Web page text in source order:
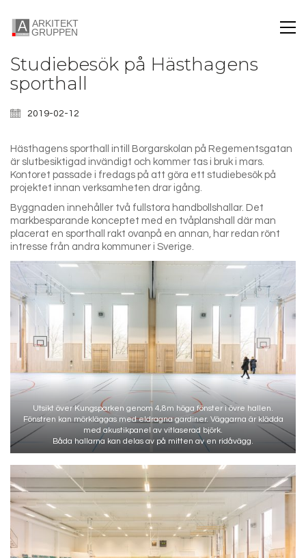
Studiebesök på Hästhagens
sporthall
2019-02-12
Hästhagens sporthall intill Borgarskolan på Regementsgatan
är slutbesiktigad invändigt och kommer tas i bruk i mars.
Kontoret passade i fredags på att göra ett studiebesök på
projektet innan verksamheten drar igång.
Byggnaden innehåller två fullstora handbollshallar. Det
markbesparande konceptet med en tvåplanshall där man
placerat en sporthall rakt ovanpå en annan, har redan rönt
intresse från andra kommuner i Sverige.
Utsikt över Kungsparken genom 4,8m höga fönster i övre hallen.
Fönstren kan mörkläggas med eldragna gardiner. Väggarna är klädda
med akustikpanel av vitlaserad björk.
Båda hallarna kan delas av på mitten av en ridåvägg.